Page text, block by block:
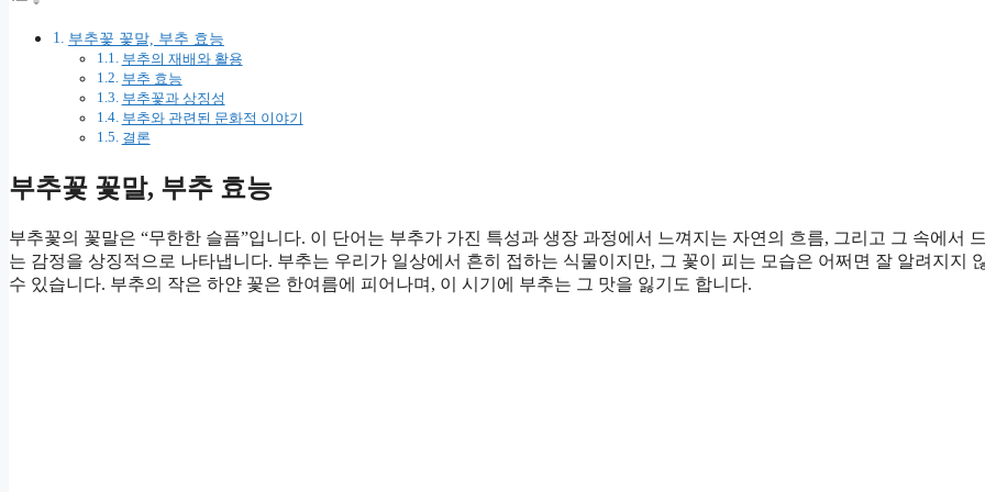
부추꽃 꽃말, 부추 효능
부추의 재배와 활용
부추 효능
부추꽃과 상징성
부추와 관련된 문화적 이야기
결론
부추꽃 꽃말, 부추 효능
부추꽃의 꽃말은 “무한한 슬픔”입니다. 이 단어는 부추가 가진 특성과 생장 과정에서 느껴지는 자연의 흐름, 그리고 그 속에서
는 감정을 상징적으로 나타냅니다. 부추는 우리가 일상에서 흔히 접하는 식물이지만, 그 꽃이 피는 모습은 어쩌면 잘 알려지지
수 있습니다. 부추의 작은 하얀 꽃은 한여름에 피어나며, 이 시기에 부추는 그 맛을 잃기도 합니다.